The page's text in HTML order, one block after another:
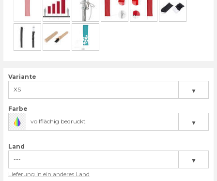
Variante
XS
S
M
L
▼
Farbe
vollflächig bedruckt
▼
Land
---
Deutschland
▼
Lieferung in ein anderes Land